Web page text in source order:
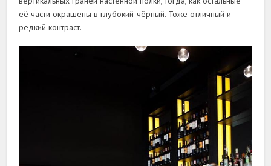
её части окрашены в глубокий-чёрный. Тоже отличный и
редкий контраст.